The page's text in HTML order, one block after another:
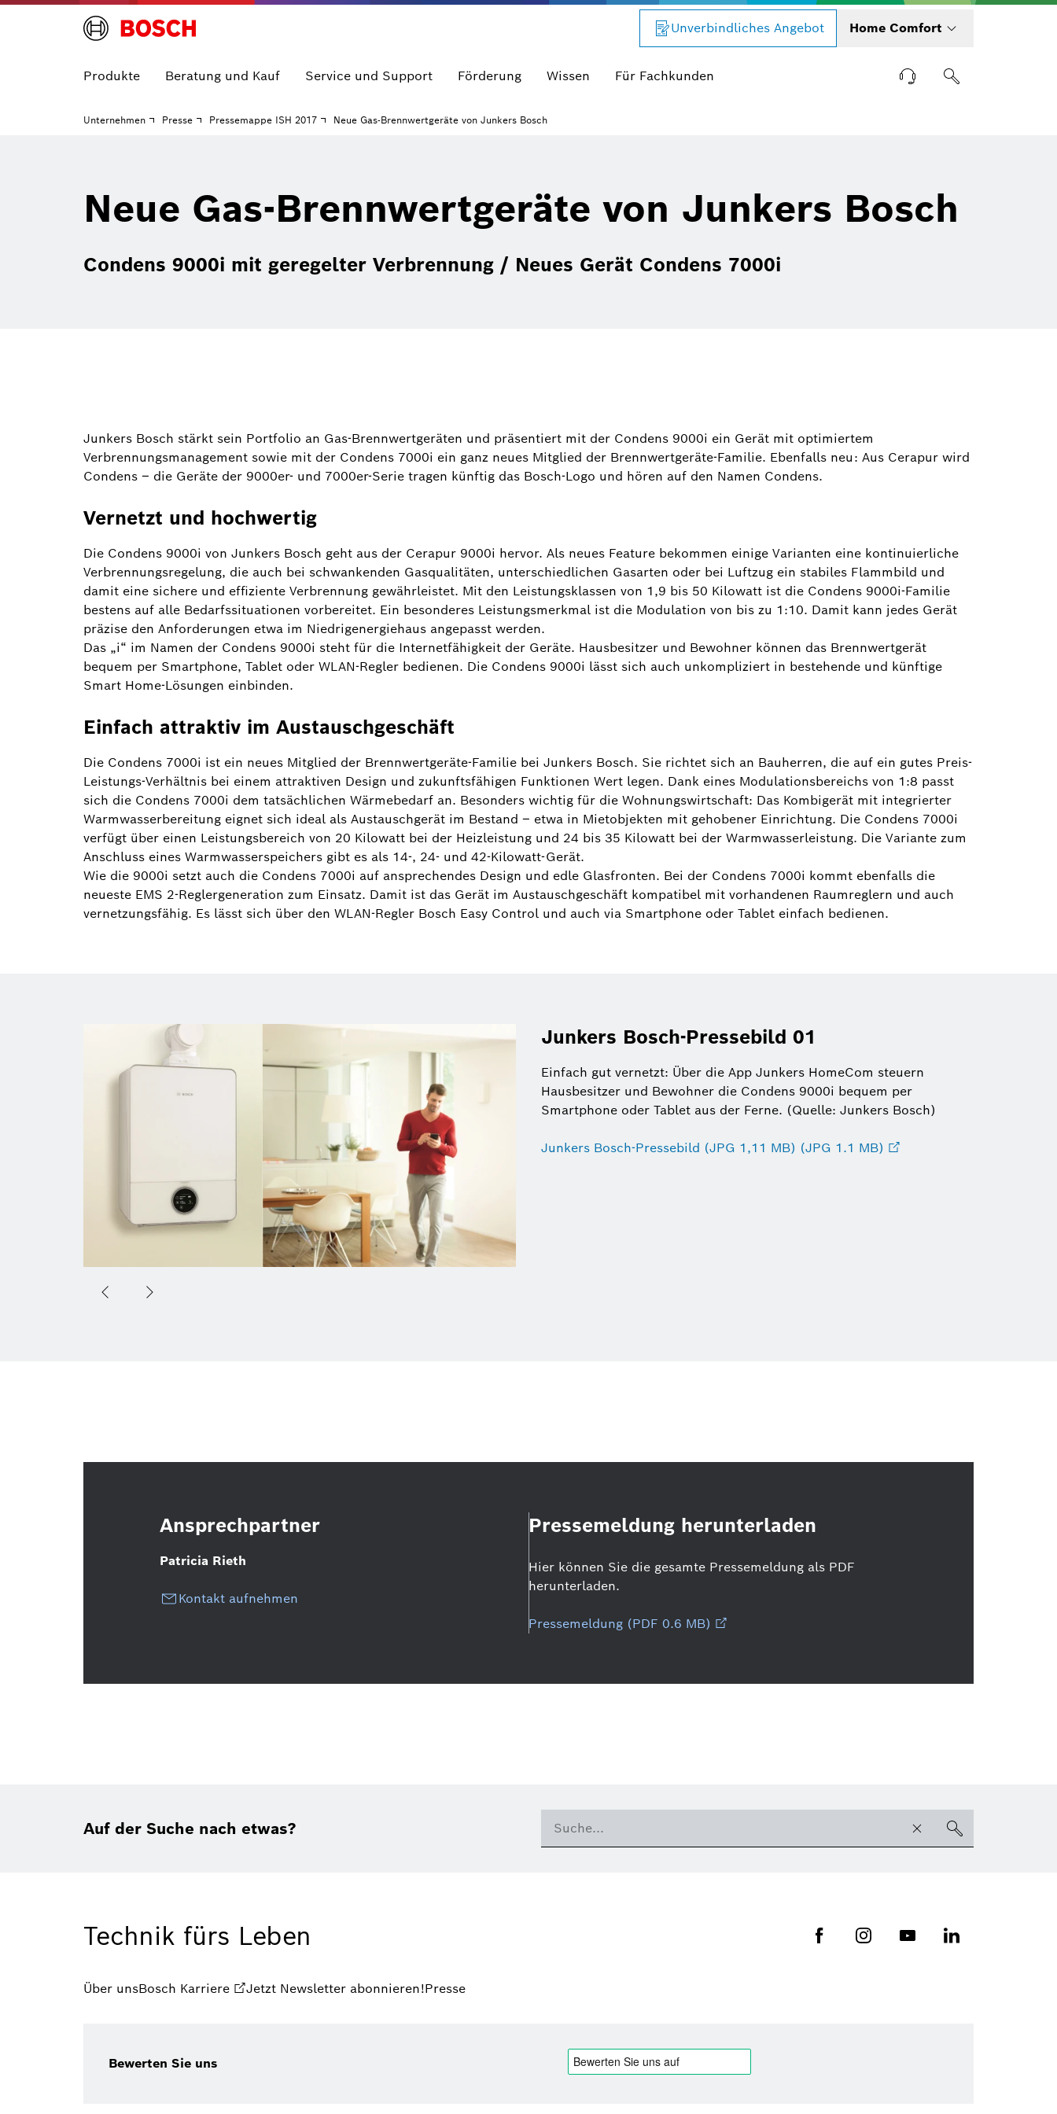
Unverbindliches Angebot Home Comfort
Produkte Beratung und Kauf Service und Support Förderung Wissen Für Fachkunden
Unternehmen Presse Pressemappe ISH 2017 Neue Gas-Brennwertgeräte von Junkers Bosch
Neue Gas-Brennwertgeräte von Junkers Bosch
Condens 9000i mit geregelter Verbrennung / Neues Gerät Condens 7000i
Junkers Bosch stärkt sein Portfolio an Gas-Brennwertgeräten und präsentiert mit der Condens 9000i ein Gerät mit optimiertem
Verbrennungsmanagement sowie mit der Condens 7000i ein ganz neues Mitglied der Brennwertgeräte-Familie. Ebenfalls neu: Aus Cerapur wird
Condens – die Geräte der 9000er- und 7000er-Serie tragen künftig das Bosch-Logo und hören auf den Namen Condens.
Vernetzt und hochwertig
Die Condens 9000i von Junkers Bosch geht aus der Cerapur 9000i hervor. Als neues Feature bekommen einige Varianten eine kontinuierliche
Verbrennungsregelung, die auch bei schwankenden Gasqualitäten, unterschiedlichen Gasarten oder bei Luftzug ein stabiles Flammbild und
damit eine sichere und effiziente Verbrennung gewährleistet. Mit den Leistungsklassen von 1,9 bis 50 Kilowatt ist die Condens 9000i-Familie
bestens auf alle Bedarfssituationen vorbereitet. Ein besonderes Leistungsmerkmal ist die Modulation von bis zu 1:10. Damit kann jedes Gerät
präzise den Anforderungen etwa im Niedrigenergiehaus angepasst werden.
Das „i“ im Namen der Condens 9000i steht für die Internetfähigkeit der Geräte. Hausbesitzer und Bewohner können das Brennwertgerät
bequem per Smartphone, Tablet oder WLAN-Regler bedienen. Die Condens 9000i lässt sich auch unkompliziert in bestehende und künftige
Smart Home-Lösungen einbinden.
Einfach attraktiv im Austauschgeschäft
Die Condens 7000i ist ein neues Mitglied der Brennwertgeräte-Familie bei Junkers Bosch. Sie richtet sich an Bauherren, die auf ein gutes Preis-
Leistungs-Verhältnis bei einem attraktiven Design und zukunftsfähigen Funktionen Wert legen. Dank eines Modulationsbereichs von 1:8 passt
sich die Condens 7000i dem tatsächlichen Wärmebedarf an. Besonders wichtig für die Wohnungswirtschaft: Das Kombigerät mit integrierter
Warmwasserbereitung eignet sich ideal als Austauschgerät im Bestand – etwa in Mietobjekten mit gehobener Einrichtung. Die Condens 7000i
verfügt über einen Leistungsbereich von 20 Kilowatt bei der Heizleistung und 24 bis 35 Kilowatt bei der Warmwasserleistung. Die Variante zum
Anschluss eines Warmwasserspeichers gibt es als 14-, 24- und 42-Kilowatt-Gerät.
Wie die 9000i setzt auch die Condens 7000i auf ansprechendes Design und edle Glasfronten. Bei der Condens 7000i kommt ebenfalls die
neueste EMS 2-Reglergeneration zum Einsatz. Damit ist das Gerät im Austauschgeschäft kompatibel mit vorhandenen Raumreglern und auch
vernetzungsfähig. Es lässt sich über den WLAN-Regler Bosch Easy Control und auch via Smartphone oder Tablet einfach bedienen.
Junkers Bosch-Pressebild 01
Einfach gut vernetzt: Über die App Junkers HomeCom steuern
Hausbesitzer und Bewohner die Condens 9000i bequem per
Smartphone oder Tablet aus der Ferne. (Quelle: Junkers Bosch)
Junkers Bosch-Pressebild (JPG 1,11 MB) (JPG 1.1 MB)
Ansprechpartner
Patricia Rieth
Kontakt aufnehmen
Pressemeldung herunterladen
Hier können Sie die gesamte Pressemeldung als PDF
herunterladen.
Pressemeldung (PDF 0.6 MB)
Auf der Suche nach etwas?
Technik fürs Leben
Über unsBosch Karriere Jetzt Newsletter abonnieren!Presse
Bewerten Sie uns